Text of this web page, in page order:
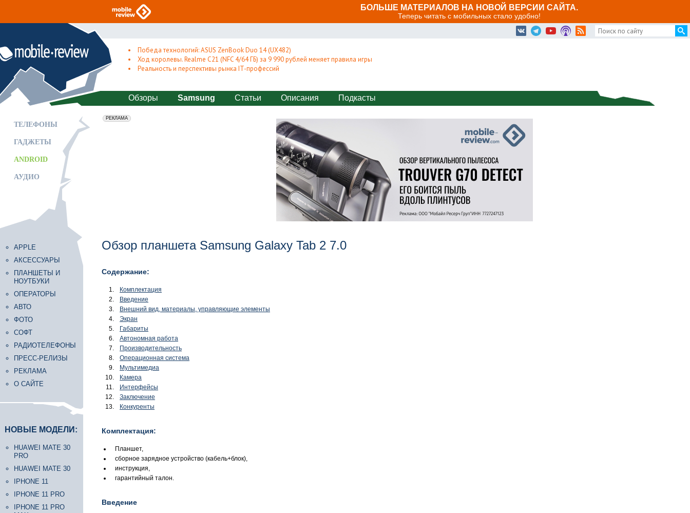
БОЛЬШЕ МАТЕРИАЛОВ НА НОВОЙ ВЕРСИИ САЙТА.
Теперь читать с мобильных стало удобно!
Победа технологий: ASUS ZenBook Duo 14 (UX482)
Ход королевы. Realme C21 (NFC 4/64 ГБ) за 9 990 рублей меняет правила игры
Реальность и перспективы рынка IT-профессий
Обзоры Samsung Статьи Описания Подкасты
ТЕЛЕФОНЫ
ГАДЖЕТЫ
ANDROID
АУДИО
APPLE
АКСЕССУАРЫ
ПЛАНШЕТЫ И
НОУТБУКИ
ОПЕРАТОРЫ
АВТО
ФОТО
СОФТ
РАДИОТЕЛЕФОНЫ
ПРЕСС-РЕЛИЗЫ
РЕКЛАМА
О САЙТЕ
НОВЫЕ МОДЕЛИ:
HUAWEI MATE 30
PRO
HUAWEI MATE 30
IPHONE 11
IPHONE 11 PRO
IPHONE 11 PRO
erid: 2VfnxxmNzs5
РЕКЛАМА
Обзор планшета Samsung Galaxy Tab 2 7.0
Содержание:
Комплектация
Введение
Внешний вид, материалы, управляющие элементы
Экран
Габариты
Автономная работа
Производительность
Операционная система
Мультимедиа
Камера
Интерфейсы
Заключение
Конкуренты
Комплектация:
Планшет,
сборное зарядное устройство (кабель+блок),
инструкция,
гарантийный талон.
Введение